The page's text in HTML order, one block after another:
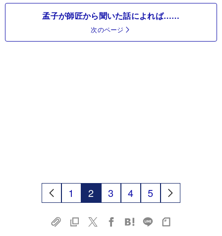
孟子が師匠から聞いた話によれば……
次のページ
1 2 3 4 5